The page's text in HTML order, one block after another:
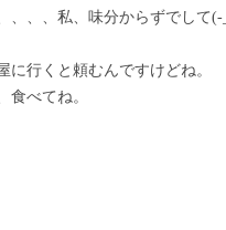
、、、私、味分からずでして(-
に行くと頼むんですけどね。
食べてね。